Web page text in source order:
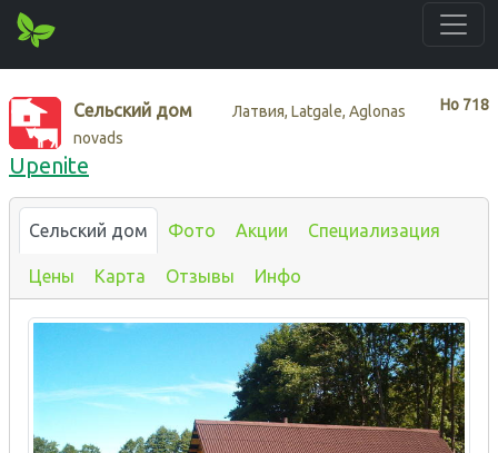
Нo 718
Сельский дом
Латвия, Latgale, Aglonas
novads
Upenite
Сельский дом Фото Акции Специализация
Цены Карта Отзывы Инфо